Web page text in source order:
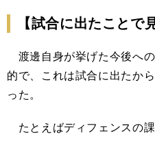
【試合に出たことで
渡邊自身が挙げた今後へ
的で、これは試合に出たか
った。
たとえばディフェンスの課